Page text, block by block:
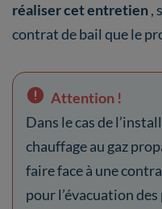
réaliser cet entretien,
contrat de bail que le
Attention !
Dans le cas de
chauffage au gaz
faire face à une
pour l’évacuation